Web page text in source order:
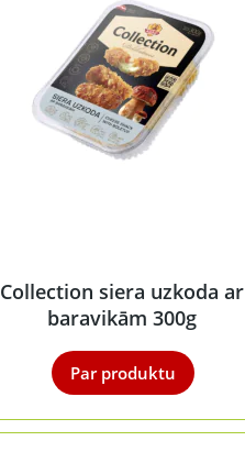
Collection siera uzkoda ar
baravikām 300g
Par produktu